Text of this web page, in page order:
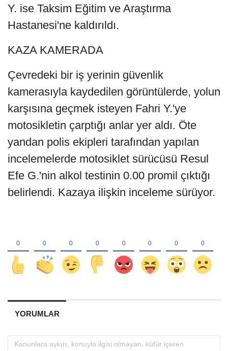
Y. ise Taksim Eğitim ve Araştırma
Hastanesi'ne kaldırıldı.
KAZA KAMERADA
Çevredeki bir iş yerinin güvenlik
kamerasıyla kaydedilen görüntülerde, yolun
karşısına geçmek isteyen Fahri Y.'ye
motosikletin çarptığı anlar yer aldı. Öte
yandan polis ekipleri tarafından yapılan
incelemelerde motosiklet sürücüsü Resul
Efe G.'nin alkol testinin 0.00 promil çıktığı
belirlendi. Kazaya ilişkin inceleme sürüyor.
YORUMLAR